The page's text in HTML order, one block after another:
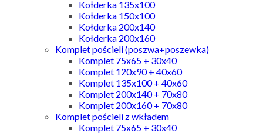
Kołderka 135x100
Kołderka 150x100
Kołderka 200x140
Kołderka 200x160
Komplet pościeli (poszwa+poszewka)
Komplet 75x65 + 30x40
Komplet 120x90 + 40x60
Komplet 135x100 + 40x60
Komplet 200x140 + 70x80
Komplet 200x160 + 70x80
Komplet pościeli z wkładem
Komplet 75x65 + 30x40